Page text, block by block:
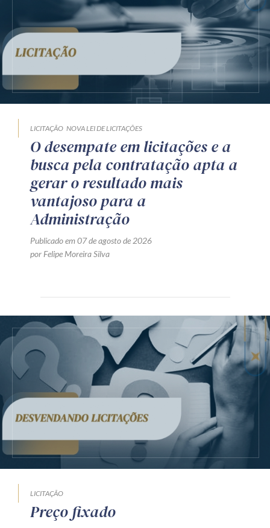
LICITAÇÃO NOVA LEI DE LICITAÇÕES
O desempate em licitações e a
busca pela contratação apta a
gerar o resultado mais
vantajoso para a
Administração
Publicado em 07 de agosto de 2026
por Felipe Moreira Silva
LICITAÇÃO
Preço fixado